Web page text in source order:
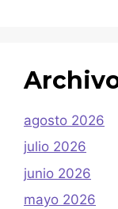
agosto 2026
julio 2026
junio 2026
mayo 2026